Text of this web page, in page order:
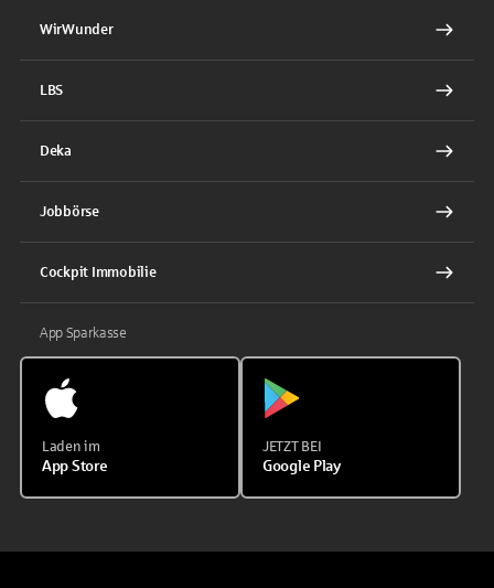
WirWunder
LBS
Deka
Jobbörse
Cockpit Immobilie
App Sparkasse
Laden im
App Store
JETZT BEI
Google Play